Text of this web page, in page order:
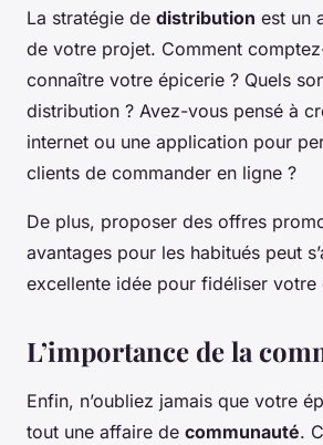
La stratégie de distribution est un
de votre projet. Comment
connaître votre épicerie ? Quels
distribution ? Avez-vous pensé à
internet ou une application pour
clients de commander en ligne ?
De plus, proposer des offres
avantages pour les habitués peut
excellente idée pour fidéliser votre
L’importance de la
Enfin, n’oubliez jamais que votre
tout une affaire de communauté.